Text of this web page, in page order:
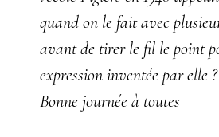
quand on le fait avec
avant de tirer le fil le point
expression inventée par elle ?
Bonne journée à toutes